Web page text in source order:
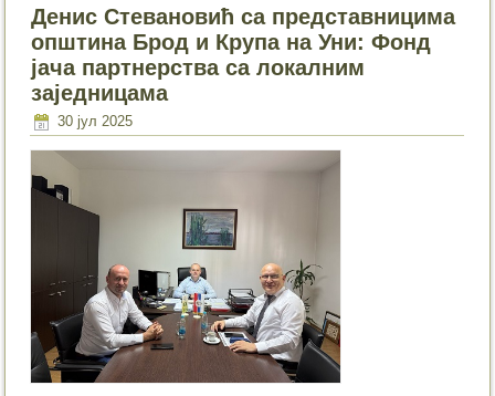
Денис Стевановић са представницима
општина Брод и Крупа на Уни: Фонд
јача партнерства са локалним
заједницама
30 јул 2025